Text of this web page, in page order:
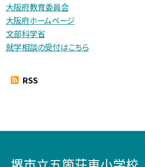
大阪府教育委員会
大阪府ホームページ
文部科学省
就学相談の受付はこちら
RSS